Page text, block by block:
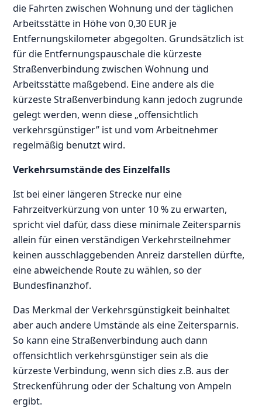
die Fahrten zwischen Wohnung und der täglichen
Arbeitsstätte in Höhe von 0,30 EUR je
Entfernungskilometer abgegolten. Grundsätzlich ist
für die Entfernungspauschale die kürzeste
Straßenverbindung zwischen Wohnung und
Arbeitsstätte maßgebend. Eine andere als die
kürzeste Straßenverbindung kann jedoch zugrunde
gelegt werden, wenn diese „offensichtlich
verkehrsgünstiger” ist und vom Arbeitnehmer
regelmäßig benutzt wird.
Verkehrsumstände des Einzelfalls
Ist bei einer längeren Strecke nur eine
Fahrzeitverkürzung von unter 10 % zu erwarten,
spricht viel dafür, dass diese minimale Zeitersparnis
allein für einen verständigen Verkehrsteilnehmer
keinen ausschlaggebenden Anreiz darstellen dürfte,
eine abweichende Route zu wählen, so der
Bundesfinanzhof.
Das Merkmal der Verkehrsgünstigkeit beinhaltet
aber auch andere Umstände als eine Zeitersparnis.
So kann eine Straßenverbindung auch dann
offensichtlich verkehrsgünstiger sein als die
kürzeste Verbindung, wenn sich dies z.B. aus der
Streckenführung oder der Schaltung von Ampeln
ergibt.